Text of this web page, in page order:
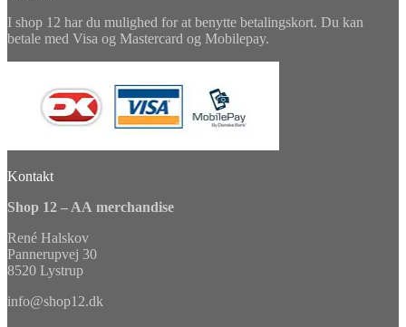
I shop 12 har du mulighed for at benytte betalingskort. Du kan
betale med Visa og Mastercard og Mobilepay.
Kontakt
Shop 12 – AA merchandise
René Halskov
Pannerupvej 30
8520 Lystrup
info@shop12.dk